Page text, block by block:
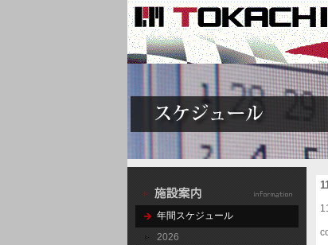
年間スケジュール
2026